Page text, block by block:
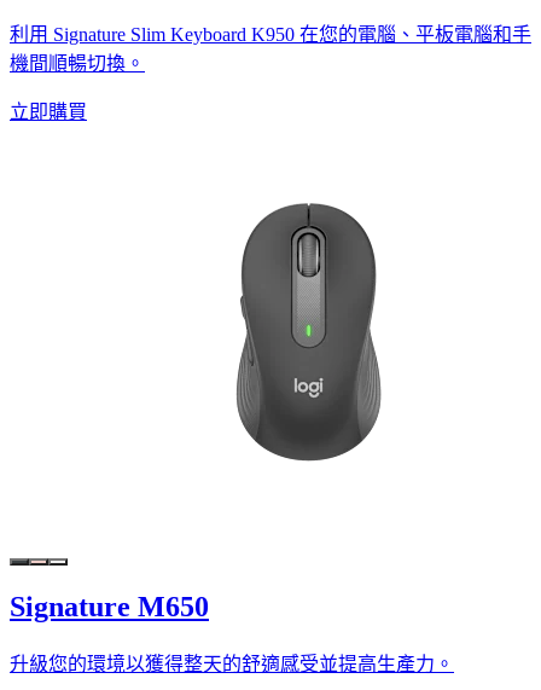
利用 Signature Slim Keyboard K950 在您的電腦、平板電腦和手
機間順暢切換。
立即購買
Signature M650
升級您的環境以獲得整天的舒適感受並提高生產力。